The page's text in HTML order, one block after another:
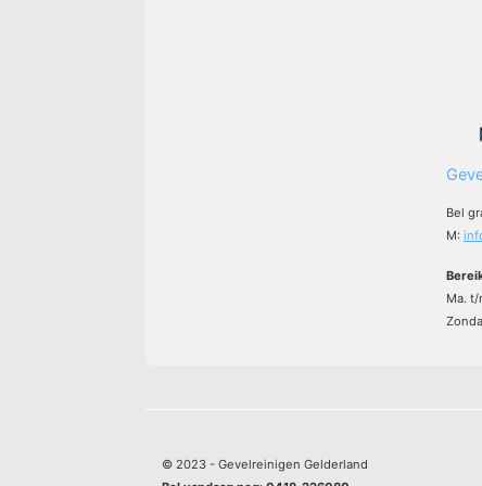
Bel
M:
Ma.
© 2023 - Gevelreinigen Gelderland